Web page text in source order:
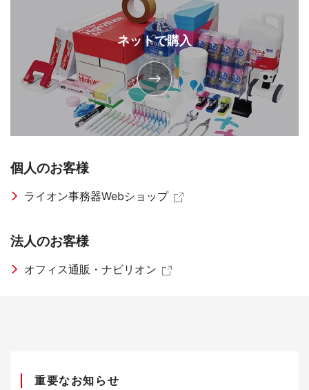
個人のお客様
ライオン事務器Webショップ
法人のお客様
オフィス通販・ナビリオン
ネットで購入
重要なお知らせ